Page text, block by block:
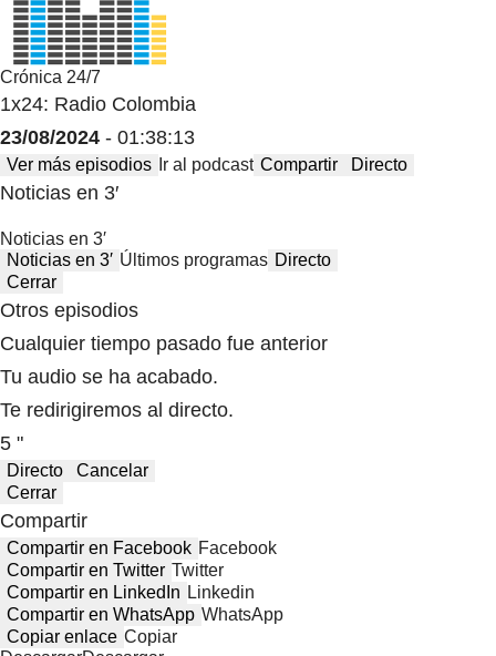
Crónica 24/7
1x24: Radio Colombia
23/08/2024 - 01:38:13
Ver más episodios Ir al podcast Compartir Directo
Noticias en 3′
Noticias en 3′
Noticias en 3′ Últimos programas Directo
Cerrar
Otros episodios
Cualquier tiempo pasado fue anterior
Tu audio se ha acabado.
Te redirigiremos al directo.
5 "
Directo
Cancelar
Cerrar
Compartir
Compartir en Facebook Facebook
Compartir en Twitter Twitter
Compartir en LinkedIn Linkedin
Compartir en WhatsApp WhatsApp
Copiar enlace Copiar